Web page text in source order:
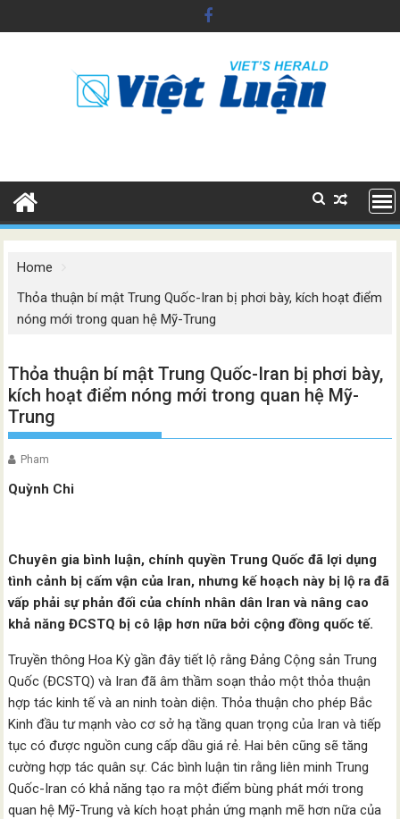
to
Home
Thỏa thuận bí mật Trung Quốc-Iran bị phơi bày, kích hoạt điểm
nóng mới trong quan hệ Mỹ-Trung
Thỏa thuận bí mật Trung Quốc-Iran bị phơi bày,
kích hoạt điểm nóng mới trong quan hệ Mỹ-
Trung
Pham
Quỳnh Chi
Chuyên gia bình luận, chính quyền Trung Quốc đã lợi dụng
tình cảnh bị cấm vận của Iran, nhưng kế hoạch này bị lộ ra đã
vấp phải sự phản đối của chính nhân dân Iran và nâng cao
khả năng ĐCSTQ bị cô lập hơn nữa bởi cộng đồng quốc tế.
Truyền thông Hoa Kỳ gần đây tiết lộ rằng Đảng Cộng sản Trung
Quốc (ĐCSTQ) và Iran đã âm thầm soạn thảo một thỏa thuận
hợp tác kinh tế và an ninh toàn diện. Thỏa thuận cho phép Bắc
Kinh đầu tư mạnh vào cơ sở hạ tầng quan trọng của Iran và tiếp
tục có được nguồn cung cấp dầu giá rẻ. Hai bên cũng sẽ tăng
cường hợp tác quân sự. Các bình luận tin rằng liên minh Trung
Quốc-Iran có khả năng tạo ra một điểm bùng phát mới trong
quan hệ Mỹ-Trung và kích hoạt phản ứng mạnh mẽ hơn nữa của